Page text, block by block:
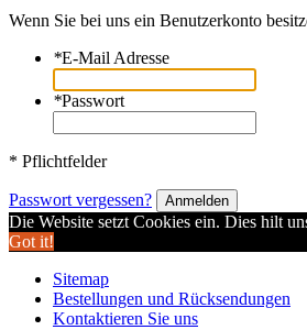
Wenn Sie bei uns ein Benutzerkonto
*E-Mail Adresse
*Passwort
* Pflichtfelder
Passwort vergessen? Anmelden
Die Website setzt Cookies ein. Dies hilt
Got it!
Sitemap
Bestellungen und Rücksendungen
Kontaktieren Sie uns